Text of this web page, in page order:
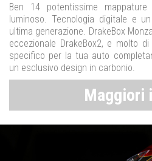
Ben 14 potentissime
luminoso. Tecnologia digitale e
ultima generazione. DrakeBox
eccezionale DrakeBox2, e molto
specifico per la tua auto
un esclusivo design in carbonio.
Maggiori